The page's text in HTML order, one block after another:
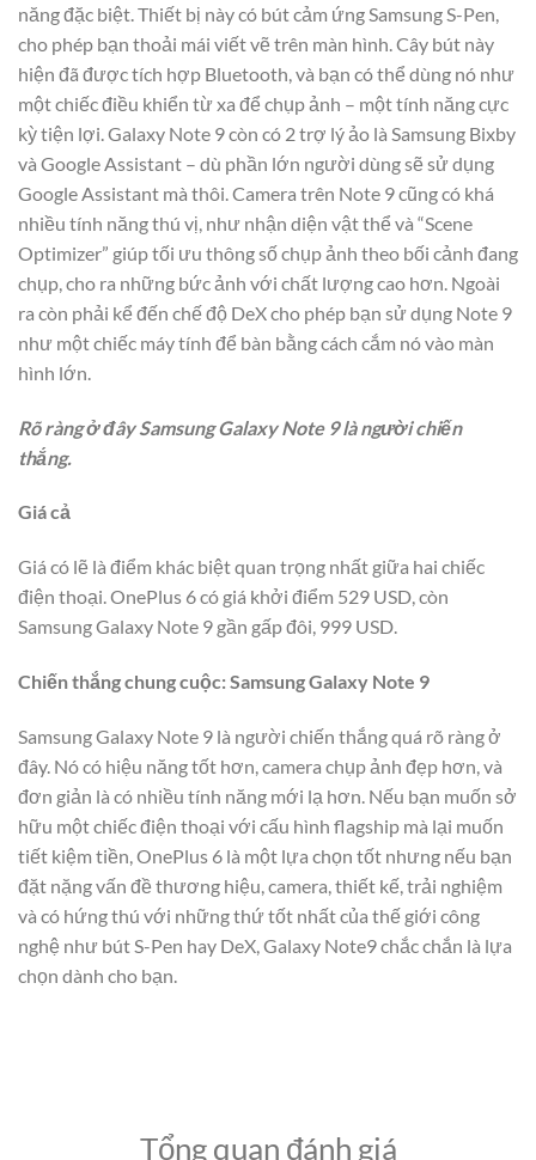
năng đặc biệt. Thiết bị này có bút cảm ứng Samsung S-Pen,
cho phép bạn thoải mái viết vẽ trên màn hình. Cây bút này
hiện đã được tích hợp Bluetooth, và bạn có thể dùng nó như
một chiếc điều khiển từ xa để chụp ảnh – một tính năng cực
kỳ tiện lợi. Galaxy Note 9 còn có 2 trợ lý ảo là Samsung Bixby
và Google Assistant – dù phần lớn người dùng sẽ sử dụng
Google Assistant mà thôi. Camera trên Note 9 cũng có khá
nhiều tính năng thú vị, như nhận diện vật thể và “Scene
Optimizer” giúp tối ưu thông số chụp ảnh theo bối cảnh đang
chụp, cho ra những bức ảnh với chất lượng cao hơn. Ngoài
ra còn phải kể đến chế độ DeX cho phép bạn sử dụng Note 9
như một chiếc máy tính để bàn bằng cách cắm nó vào màn
hình lớn.
Rõ ràng ở đây Samsung Galaxy Note 9 là người chiến
thắng.
Giá cả
Giá có lẽ là điểm khác biệt quan trọng nhất giữa hai chiếc
điện thoại. OnePlus 6 có giá khởi điểm 529 USD, còn
Samsung Galaxy Note 9 gần gấp đôi, 999 USD.
Chiến thắng chung cuộc: Samsung Galaxy Note 9
Samsung Galaxy Note 9 là người chiến thắng quá rõ ràng ở
đây. Nó có hiệu năng tốt hơn, camera chụp ảnh đẹp hơn, và
đơn giản là có nhiều tính năng mới lạ hơn. Nếu bạn muốn sở
hữu một chiếc điện thoại với cấu hình flagship mà lại muốn
tiết kiệm tiền, OnePlus 6 là một lựa chọn tốt nhưng nếu bạn
đặt nặng vấn đề thương hiệu, camera, thiết kế, trải nghiệm
và có hứng thú với những thứ tốt nhất của thế giới công
nghệ như bút S-Pen hay DeX, Galaxy Note9 chắc chắn là lựa
chọn dành cho bạn.
Tổng quan đánh giá